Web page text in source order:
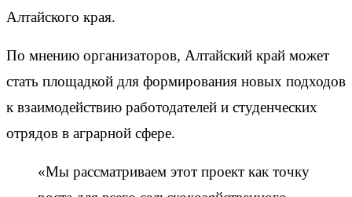
Алтайского края.
По мнению организаторов, Алтайский край может
стать площадкой для формирования новых подходов
к взаимодействию работодателей и студенческих
отрядов в аграрной сфере.
«Мы рассматриваем этот проект как точку